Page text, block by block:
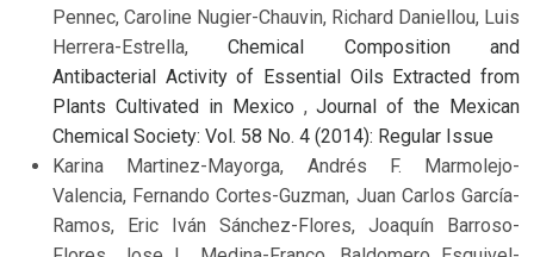
Pennec, Caroline Nugier-Chauvin, Richard Daniellou, Luis
Herrera-Estrella,Chemical Composition and
Antibacterial Activity of Essential Oils Extracted from
Plants Cultivated in Mexico ,Journal of the Mexican
Chemical Society: Vol. 58 No. 4 (2014): Regular Issue
Karina Martinez-Mayorga, Andrés F. Marmolejo-
Valencia, Fernando Cortes-Guzman, Juan Carlos García-
Ramos, Eric Iván Sánchez-Flores, Joaquín Barroso-